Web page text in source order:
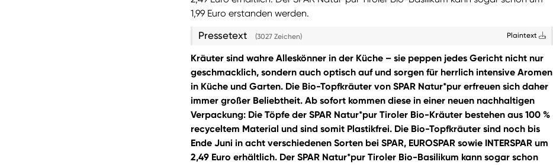
1,99 Euro erstanden werden.
Pressetext (3027 Zeichen) Plaintext
Kräuter sind wahre Alleskönner in der Küche – sie peppen jedes Gericht nicht nur
geschmacklich, sondern auch optisch auf und sorgen für herrlich intensive Aromen
in Küche und Garten. Die Bio-Topfkräuter von SPAR Natur*pur erfreuen sich daher
immer großer Beliebtheit. Ab sofort kommen diese in einer neuen nachhaltigen
Verpackung: Die Töpfe der SPAR Natur*pur Tiroler Bio-Kräuter bestehen aus 100 %
recyceltem Material und sind somit Plastikfrei. Die Bio-Topfkräuter sind noch bis
Ende Juni in acht verschiedenen Sorten bei SPAR, EUROSPAR sowie INTERSPAR um
2,49 Euro erhältlich. Der SPAR Natur*pur Tiroler Bio-Basilikum kann sogar schon